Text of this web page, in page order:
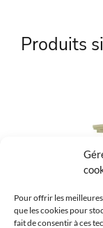
Pour offrir les
que les cookies pour
fait de consentir à ces
Garantie
Produits